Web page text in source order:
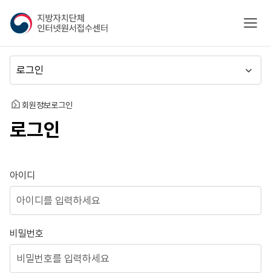
지
방
자
치
단
체
인
넷
접
수
센
모바
뉴
동
홈 회원정보로그인
로그인
로그인
아이디
비밀번호